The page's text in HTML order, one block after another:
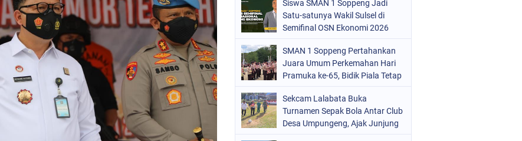
ORGANISASI
PERISTIWA
POLITIK (220)
POLRI
SULSEL (846)
Siswa SMAN 1 Soppeng Jadi
Satu-satunya Wakil Sulsel di
Semifinal OSN Ekonomi 2026
SMAN 1 Soppeng Pertahankan
Juara Umum Perkemahan Hari
Pramuka ke-65, Bidik Piala Tetap
Sekcam Lalabata Buka
Turnamen Sepak Bola Antar Club
Desa Umpungeng, Ajak Junjung